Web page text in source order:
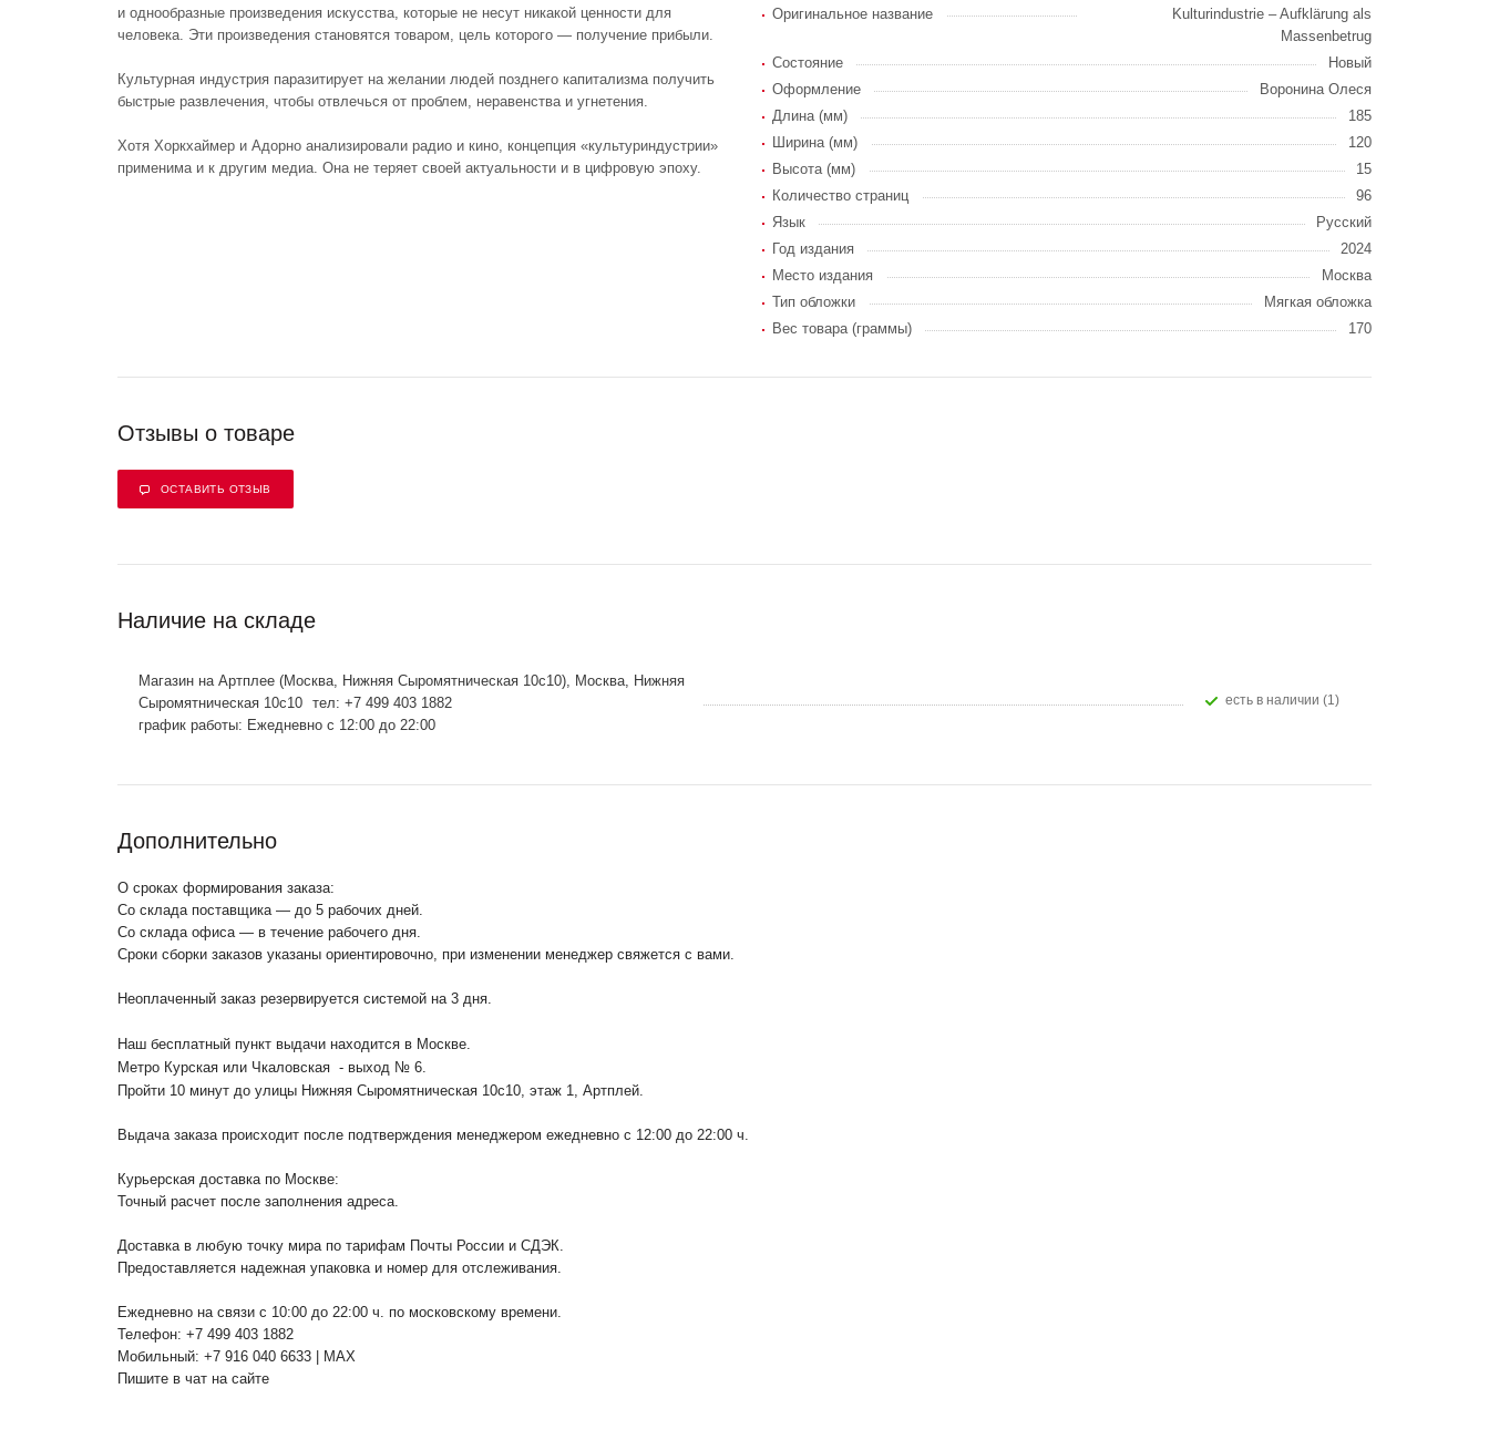
и однообразные произведения искусства, которые не несут никакой ценности для
человека. Эти произведения становятся товаром, цель которого — получение прибыли.
Культурная индустрия паразитирует на желании людей позднего капитализма получить
быстрые развлечения, чтобы отвлечься от проблем, неравенства и угнетения.
Хотя Хоркхаймер и Адорно анализировали радио и кино, концепция «культуриндустрии»
применима и к другим медиа. Она не теряет своей актуальности и в цифровую эпоху.
Оригинальное название
Kulturindustrie – Aufklärung als
Massenbetrug
Состояние
Новый
Оформление
Воронина Олеся
Длина (мм)
185
Ширина (мм)
120
Высота (мм)
15
Количество страниц
96
Язык
Русский
Год издания
2024
Место издания
Москва
Тип обложки
Мягкая обложка
Вес товара (граммы)
170
Отзывы о товаре
ОСТАВИТЬ ОТЗЫВ
Наличие на складе
Магазин на Артплее (Москва, Нижняя Сыромятническая 10с10), Москва, Нижняя
Сыромятническая 10с10 тел: +7 499 403 1882
график работы: Ежедневно с 12:00 до 22:00
Есть в наличии (1)
Дополнительно
О сроках формирования заказа:
Со склада поставщика — до 5 рабочих дней.
Со склада офиса — в течение рабочего дня.
Сроки сборки заказов указаны ориентировочно, при изменении менеджер свяжется с вами.
Неоплаченный заказ резервируется системой на 3 дня.
Наш бесплатный пункт выдачи находится в Москве.
Метро Курская или Чкаловская - выход № 6.
Пройти 10 минут до улицы Нижняя Сыромятническая 10с10 , этаж 1, Артплей.
Выдача заказа происходит после подтверждения менеджером ежедневно с 12:00 до 22:00 ч.
Курьерская доставка по Москве:
Точный расчет после заполнения адреса.
Доставка в любую точку мира по тарифам Почты России и СДЭК.
Предоставляется надежная упаковка и номер для отслеживания.
Ежедневно на связи с 10:00 до 22:00 ч. по московскому времени.
Телефон: +7 499 403 1882
Мобильный: +7 916 040 6633 | MAX
Пишите в чат на сайте